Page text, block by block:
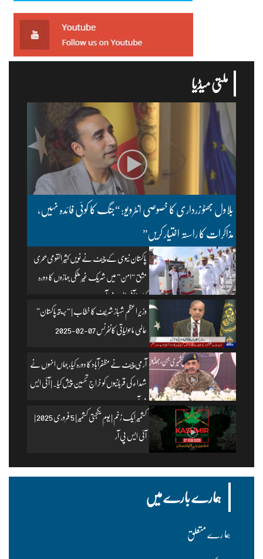
ملتی میڈیا
بلاول بھٹو زرداری کا خصوصی انٹرویو: “جنگ کا کوئی فائدہ نہیں،
مذاکرات کا راستہ اختیار کریں”
پاکستان نیوی کے چیف نے نویں کثیر القومی بحری
مشق “امن” میں شریک غیر ملکی جہازوں کا دورہ
کیا۔ | آئی ایس پی آر
وزیرِ اعظم شہباز شریف کا خطاب | “بریتھ پاکستان”
عالمی ماحولیاتی کانفرنس 07-02-2025
آرمی چیف نے مظفرآباد کا دورہ کیا، جہاں انہوں نے
شہداء کی قربانیوں کو خراجِ تحسین پیش کیا۔ | آئی ایس
پی آر
کشمیر ایک زخم | یومِ یکجہتی کشمیر | 5 فروری 2025 |
آئی ایس پی آر
ہمارے بارے میں
ہما رے متعلق